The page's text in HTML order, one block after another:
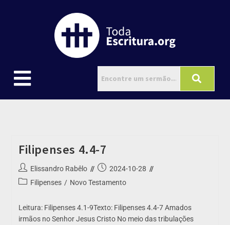
Filipenses 4.4-7
Elissandro Rabêlo
2024-10-28
Filipenses / Novo Testamento
Leitura: Filipenses 4.1-9Texto: Filipenses 4.4-7 Amados
irmãos no Senhor Jesus Cristo No meio das tribulações